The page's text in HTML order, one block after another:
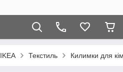
IKEA Текстиль Килимки для